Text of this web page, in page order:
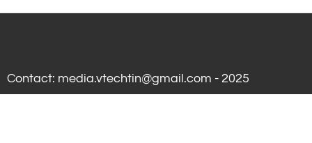
Contact: media.vtechtin@gmail.com - 2025